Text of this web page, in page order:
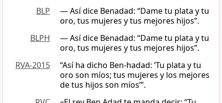
BLP
— Así dice Benadad: “Dame tu plata y tu
oro, tus mujeres y tus mejores hijos”.
BLPH
— Así dice Benadad: “Dame tu plata y tu
oro, tus mujeres y tus mejores hijos”.
RVA-2015
“Así ha dicho Ben-hadad: ‘Tu plata y tu
oro son míos; tus mujeres y los mejores
de tus hijos son míos’”.